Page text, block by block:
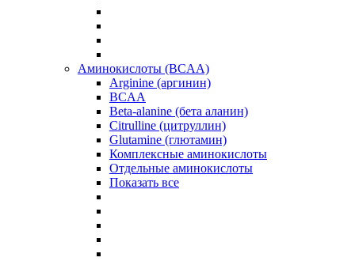
Аминокислоты (BCAA)
Arginine (аргинин)
BCAA
Beta-alanine (бета аланин)
Citrulline (цитруллин)
Glutamine (глютамин)
Комплексные аминокислоты
Отдельные аминокислоты
Показать все